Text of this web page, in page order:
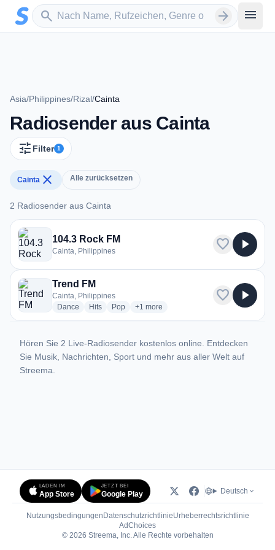
Zum Hauptinhalt springen
search
Sender suchen arrow_forward menu
Asia/Philippines/Rizal/Cainta
Radiosender aus Cainta
tune Filter 1
Cainta close Alle zurücksetzen
2 Radiosender aus Cainta
2 Radiosender aus Cainta
104.3 Rock FM
Cainta, Philippines favorite play_arrow
Trend FM
Cainta, Philippines
Dance radio stations
Hitsradio stations
Popradio stations
+1 more genres for Trend FM
more
favorite play_arrow
Hören Sie 2 Live-Radiosender kostenlos online. Entdecken
Sie Musik, Nachrichten, Sport und mehr aus aller Welt auf
Streema.
LADEN IM
App Store
JETZT BEI
Google Play Deutsch
Nutzungsbedingungen DatenschutzrichtlinieUrheberrechtsrichtlinie
AdChoices(öffnet in neuem Tab)
© 2026 Streema, Inc. Alle Rechte vorbehalten